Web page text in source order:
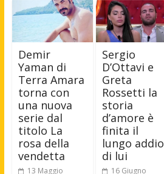
Demir
Yaman di
Terra Amara
torna con
una nuova
serie dal
titolo La
rosa della
vendetta
13 Maggio
Sergio
D’Ottavi e
Greta
Rossetti la
storia
d’amore è
finita il
lungo addio
di lui
16 Giugno